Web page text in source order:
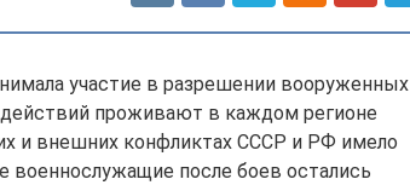
участие в разрешении вооруженных
проживают в каждом регионе
и внешних конфликтах СССР и РФ имело
военнослужащие после боев остались